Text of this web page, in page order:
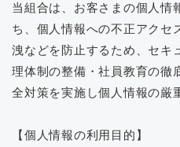
当組合は、お客さまの個人情
ち、個人情報への不正アクセ
洩などを防止するため、セキ
理体制の整備・社員教育の徹
全対策を実施し個人情報の厳
【個人情報の利用目的】